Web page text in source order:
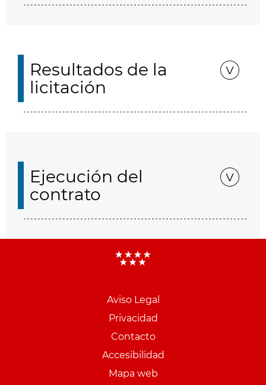
Resultados de la
licitación
Ejecución del
contrato
Aviso Legal
Privacidad
Contacto
Accesibilidad
Mapa web